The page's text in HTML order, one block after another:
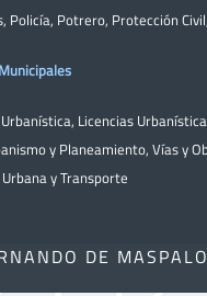
, Policía, Potrero, Protección Civil
, Licencias
y Planeamiento, Vías y
y Transporte
DE